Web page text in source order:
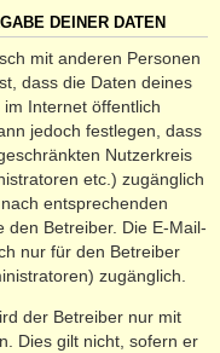
DEINER DATEN
mit anderen Personen
dass die Daten deines
Internet öffentlich
jedoch festlegen, dass
Nutzerkreis
etc.) zugänglich
entsprechenden
Betreiber. Die E-Mail-
nur für den Betreiber
zugänglich.
der Betreiber nur mit
Dies gilt nicht, sofern er